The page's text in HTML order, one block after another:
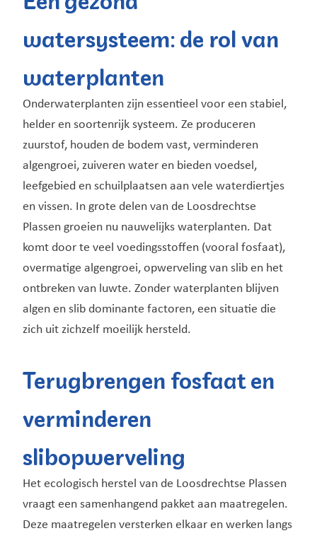
watersysteem: de rol van
waterplanten
Onderwaterplanten zijn essentieel voor een stabiel,
helder en soortenrijk systeem. Ze produceren
zuurstof, houden de bodem vast, verminderen
algengroei, zuiveren water en bieden voedsel,
leefgebied en schuilplaatsen aan vele waterdiertjes
en vissen. In grote delen van de Loosdrechtse
Plassen groeien nu nauwelijks waterplanten. Dat
komt door te veel voedingsstoffen (vooral fosfaat),
overmatige algengroei, opwerveling van slib en het
ontbreken van luwte. Zonder waterplanten blijven
algen en slib dominante factoren, een situatie die
zich uit zichzelf moeilijk hersteld.
Terugbrengen fosfaat en
verminderen
slibopwerveling
Het ecologisch herstel van de Loosdrechtse Plassen
vraagt een samenhangend pakket aan maatregelen.
Deze maatregelen versterken elkaar en werken langs